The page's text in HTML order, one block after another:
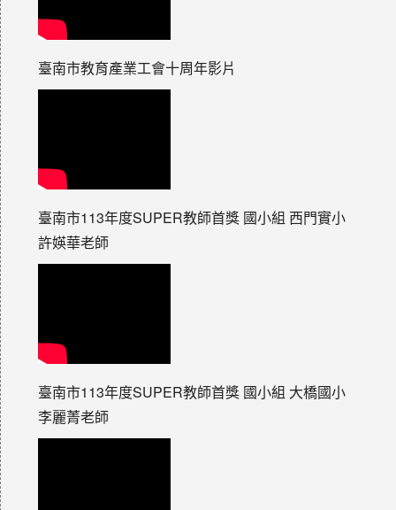
臺南市教育產業工會十周年影片
臺南市113年度SUPER教師首獎 國小組 西門實小
許媖華老師
臺南市113年度SUPER教師首獎 國小組 大橋國小
李麗菁老師